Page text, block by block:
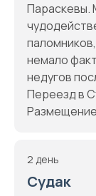
Параскевы.
немало
недугов
Переезд в
2 день
Судак